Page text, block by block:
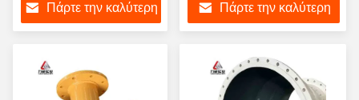
επένδυση, προαιρετικό
υλικό, ανθεκτικό στη
Πάρτε την καλύτερη
και προσαρμοσμένη
υποστήριξη ODM για
Πάρτε την καλύτερη